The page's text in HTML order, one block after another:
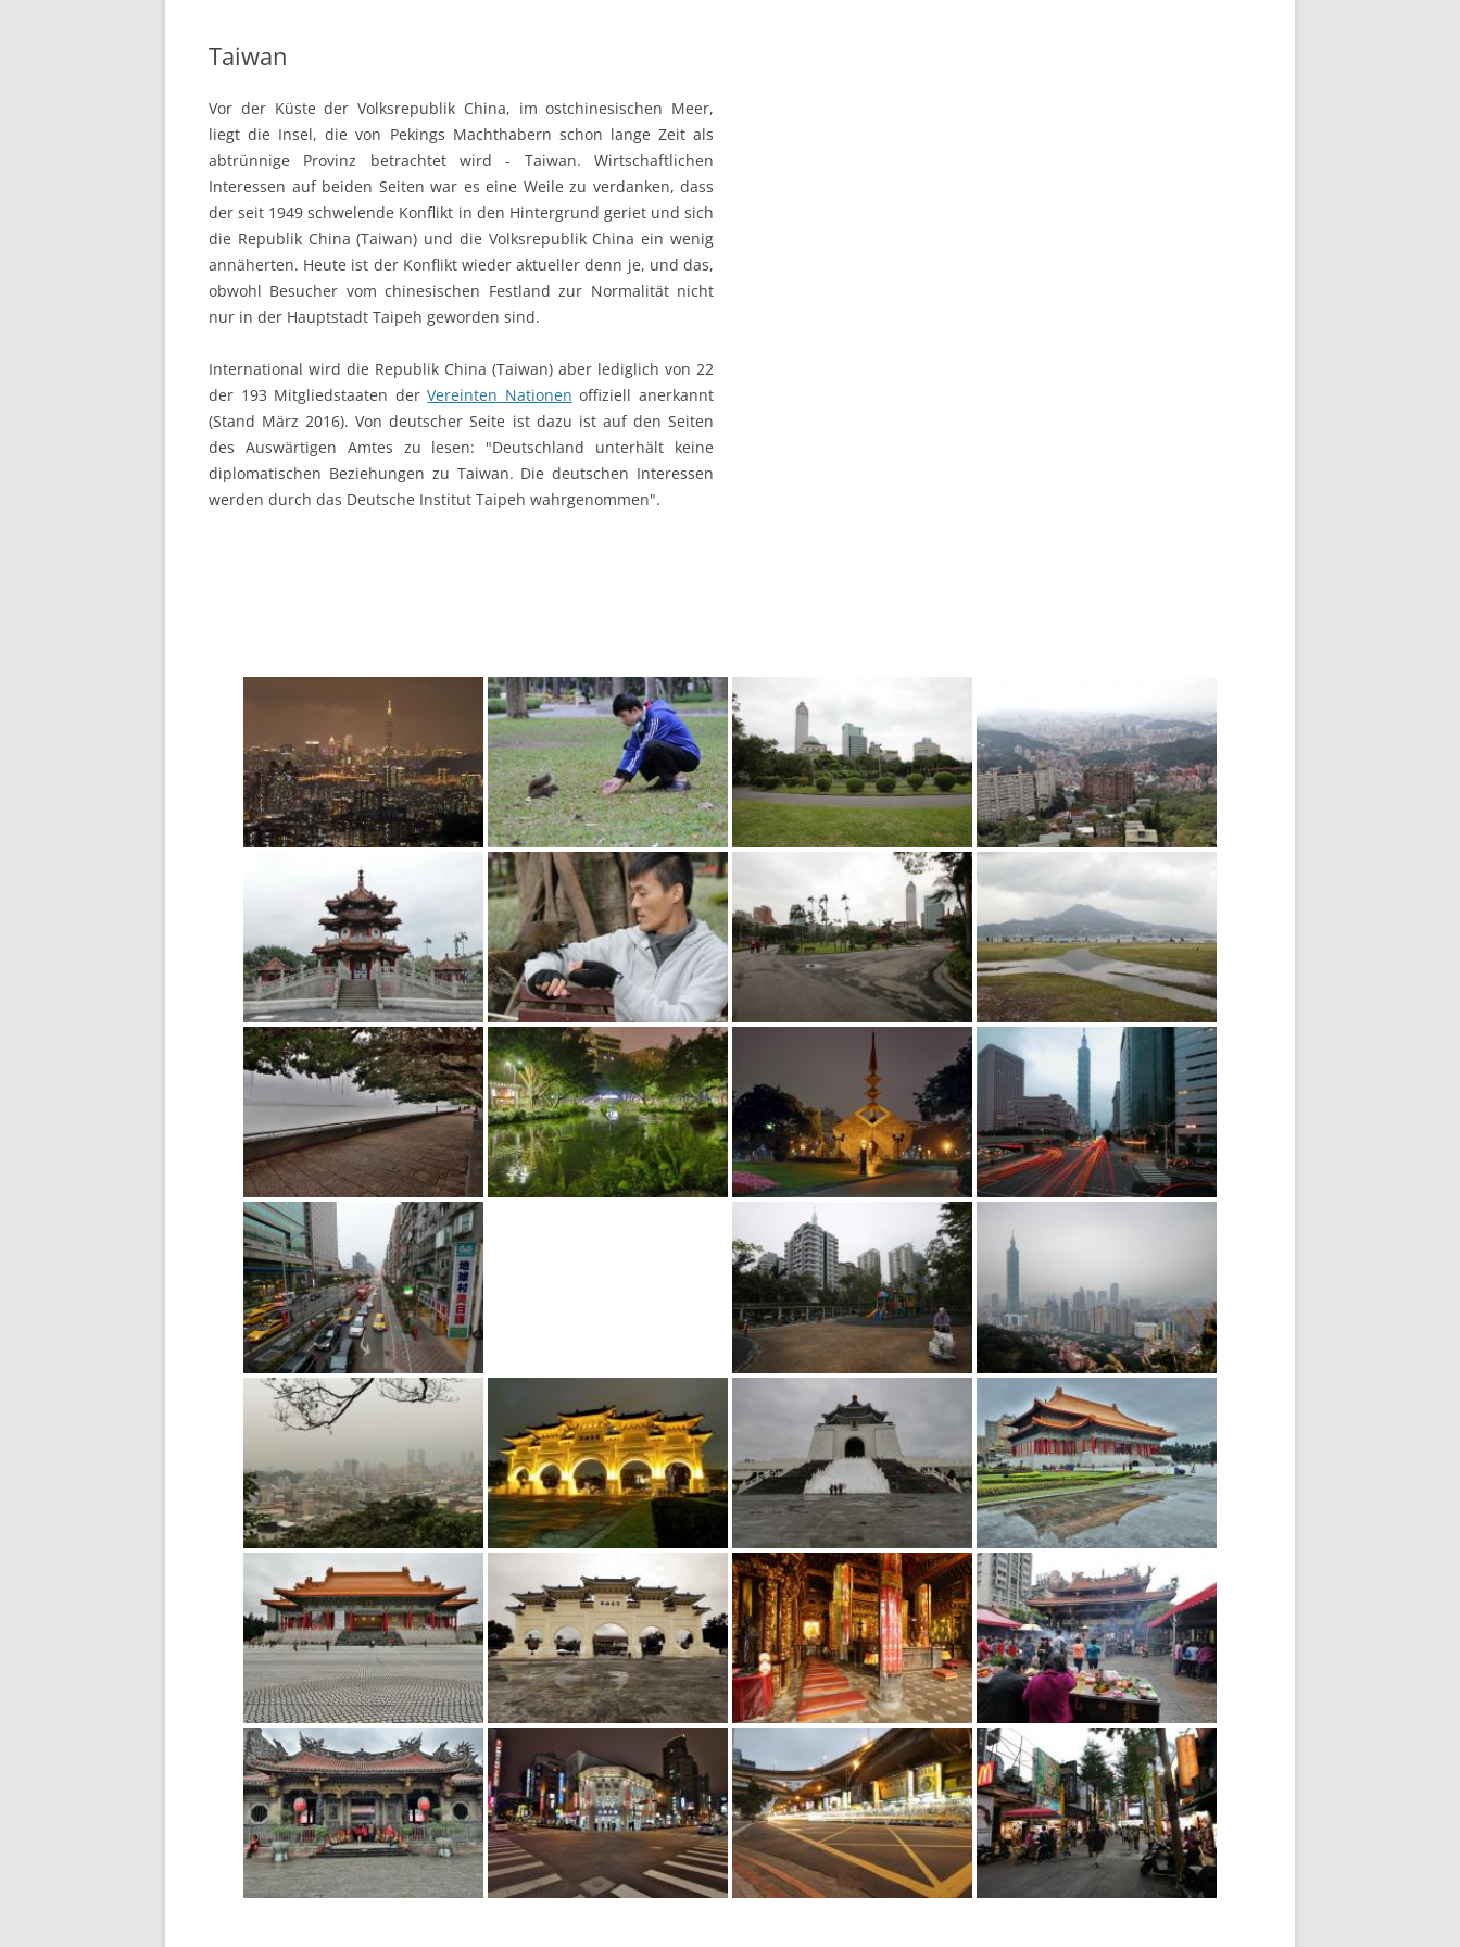
Taiwan
Vor der Küste der Volksrepublik China, im ostchinesischen Meer,
liegt die Insel, die von Pekings Machthabern schon lange Zeit als
abtrünnige Provinz betrachtet wird - Taiwan. Wirtschaftlichen
Interessen auf beiden Seiten war es eine Weile zu verdanken, dass
der seit 1949 schwelende Konflikt in den Hintergrund geriet und sich
die Republik China (Taiwan) und die Volksrepublik China ein wenig
annäherten. Heute ist der Konflikt wieder aktueller denn je, und das,
obwohl Besucher vom chinesischen Festland zur Normalität nicht
nur in der Hauptstadt Taipeh geworden sind.
International wird die Republik China (Taiwan) aber lediglich von 22
der 193 Mitgliedstaaten derVereinten Nationen offiziell anerkannt
(Stand März 2016). Von deutscher Seite ist dazu ist auf den Seiten
des Auswärtigen Amtes zu lesen: "Deutschland unterhält keine
diplomatischen Beziehungen zu Taiwan. Die deutschen Interessen
werden durch das Deutsche Institut Taipeh wahrgenommen".